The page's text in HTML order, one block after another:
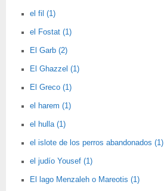
el fil (1)
el Fostat (1)
El Garb (2)
El Ghazzel (1)
El Greco (1)
el harem (1)
el hulla (1)
el islote de los perros abandonados (1)
el judío Yousef (1)
El lago Menzaleh o Mareotis (1)